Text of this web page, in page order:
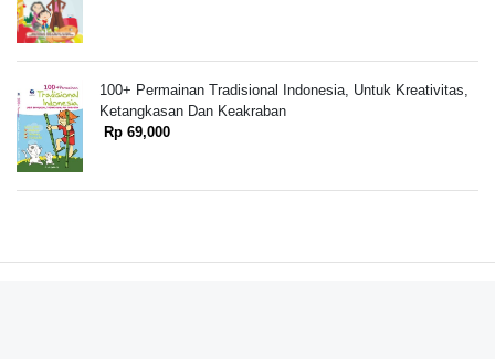
100+ Permainan Tradisional Indonesia, Untuk Kreativitas,
Ketangkasan Dan Keakraban
Rp 69,000